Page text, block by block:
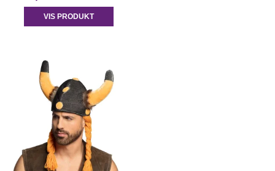
VIS PRODUKT